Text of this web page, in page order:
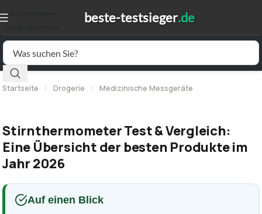
Startseite | Drogerie | Medizinische Messgeräte
Stirnthermometer Test & Vergleich:
Eine Übersicht der besten Produkte im
Jahr 2026
Auf einen Blick